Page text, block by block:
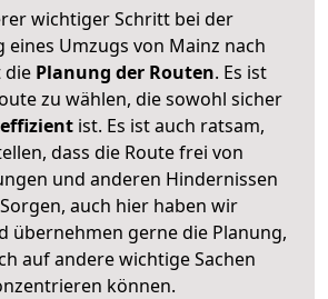
wichtiger Schritt bei der
Umzugs von Mainz nach
diePlanung der Routen. Es ist
zu wählen, die sowohl sicher
ist. Es ist auch ratsam,
dass die Route frei von
und anderen Hindernissen
auch hier haben wir
übernehmen gerne die Planung,
auf andere wichtige Sachen
können.